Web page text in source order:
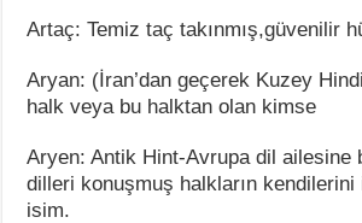
Artaç: Temiz taç takınmış,güvenilir
Aryan: (İran’dan geçerek Kuzey
halk veya bu halktan olan kimse
Aryen: Antik Hint-Avrupa dil ailesine
dilleri konuşmuş halkların
isim.